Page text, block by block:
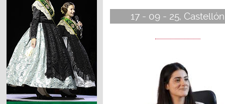
17 - 09 - 25, Castellón